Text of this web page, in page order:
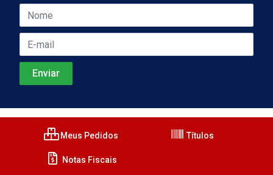
Meus Pedidos Títulos
Notas Fiscais